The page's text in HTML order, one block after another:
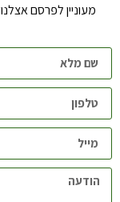
מעוניין לפרסם